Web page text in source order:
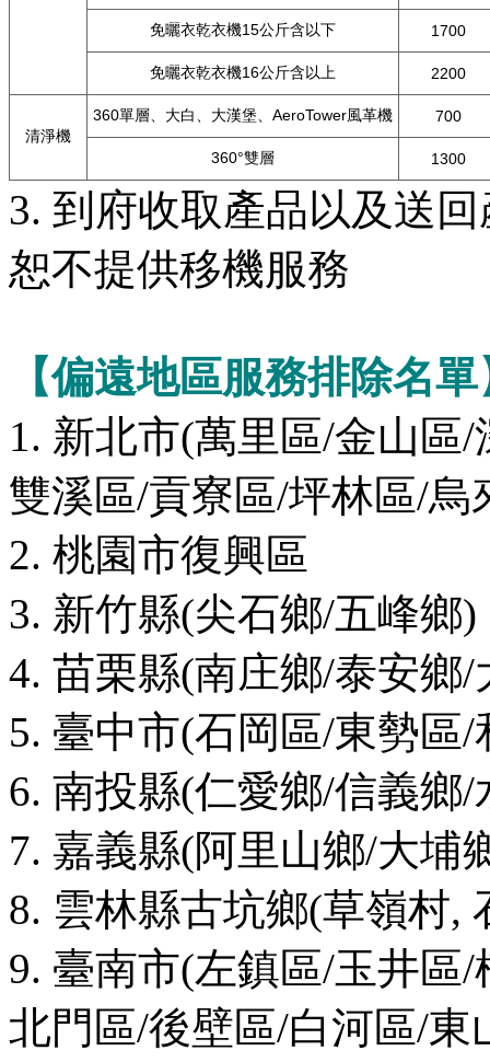
免曬衣乾衣機15公斤含以下 1700
免曬衣乾衣機16公斤含以上 2200
清淨機
360單層、大白、大漢堡、AeroTower風革機 700
360°雙層 1300
3. 到府收取產品以及送
恕不提供移機服務
【偏遠地區服務排除名單
1. 新北市(萬里區/金山區
雙溪區/貢寮區/坪林區/烏
2. 桃園市復興區
3. 新竹縣(尖石鄉/五峰鄉)
4. 苗栗縣(南庄鄉/泰安鄉
5. 臺中市(石岡區/東勢區
6. 南投縣(仁愛鄉/信義鄉
7. 嘉義縣(阿里山鄉/大埔
8. 雲林縣古坑鄉(草嶺村,
9. 臺南市(左鎮區/玉井區
北門區/後壁區/白河區/東